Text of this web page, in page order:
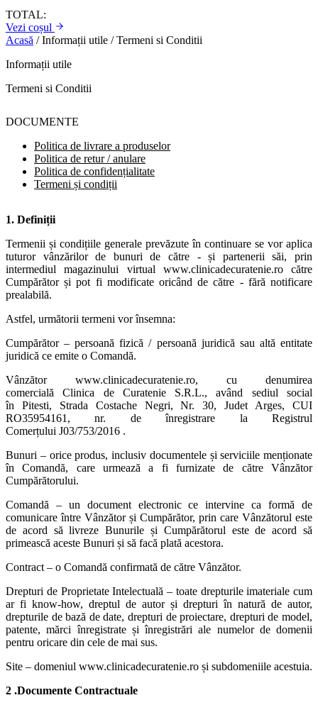
TOTAL:
Vezi coșul
Acasă / Informații utile / Termeni si Conditii
Informații utile
Termeni si Conditii
DOCUMENTE
Politica de livrare a produselor
Politica de retur / anulare
Politica de confidențialitate
Termeni și condiții
1. Definiții
Termenii și condițiile generale prevăzute în continuare se vor aplica
tuturor vânzărilor de bunuri de către - și partenerii săi, prin
intermediul magazinului virtual www.clinicadecuratenie.ro către
Cumpărător și pot fi modificate oricând de către - fără notificare
prealabilă.
Astfel, următorii termeni vor însemna:
Cumpărător – persoană fizică / persoană juridică sau altă entitate
juridică ce emite o Comandă.
Vânzător www.clinicadecuratenie.ro, cu denumirea
comercială Clinica de CuratenieS.R.L., având sediul social
în Pitesti, Strada Costache Negri, Nr. 30, Judet Arges, CUI
RO35954161, nr. de înregistrare la Registrul
Comerțului J03/753/2016 .
Bunuri – orice produs, inclusiv documentele și serviciile menționate
în Comandă, care urmează a fi furnizate de către Vânzător
Cumpărătorului.
Comandă – un document electronic ce intervine ca formă de
comunicare între Vânzător și Cumpărător, prin care Vânzătorul este
de acord să livreze Bunurile și Cumpărătorul este de acord să
primească aceste Bunuri și să facă plată acestora.
Contract – o Comandă confirmată de către Vânzător.
Drepturi de Proprietate Intelectuală – toate drepturile imateriale cum
ar fi know-how, dreptul de autor și drepturi în natură de autor,
drepturile de bază de date, drepturi de proiectare, drepturi de model,
patente, mărci înregistrate și înregistrări ale numelor de domenii
pentru oricare din cele de mai sus.
Site – domeniul www.clinicadecuratenie.ro și subdomeniile acestuia.
2 .Documente Contractuale